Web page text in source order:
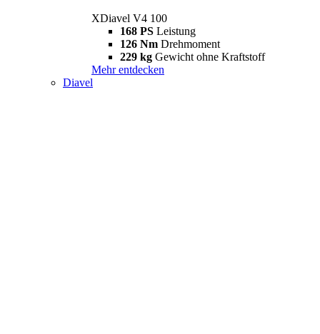
XDiavel V4 100
168 PS Leistung
126 Nm Drehmoment
229 kg Gewicht ohne Kraftstoff
Mehr entdecken
Diavel